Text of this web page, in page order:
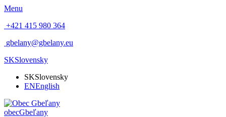
Menu
+421 415 980 364
gbelany@gbelany.eu
SKSlovensky
SKSlovensky
ENEnglish
obecGbeľany